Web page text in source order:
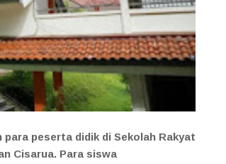
peserta didik di Sekolah Rakyat
Cisarua. Para siswa